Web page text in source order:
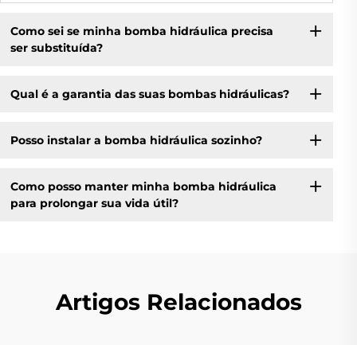
Como sei se minha bomba hidráulica precisa
ser substituída?
Qual é a garantia das suas bombas hidráulicas?
Posso instalar a bomba hidráulica sozinho?
Como posso manter minha bomba hidráulica
para prolongar sua vida útil?
Artigos Relacionados